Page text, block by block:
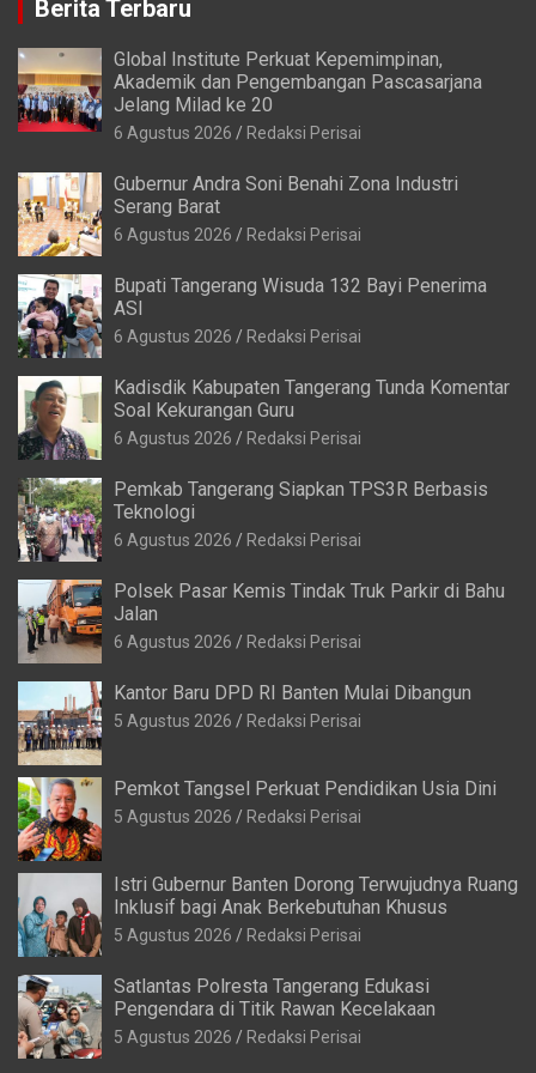
6 Agustus 2026
Kadisdik Kabupaten Tangerang Tunda Komentar
Soal Kekurangan Guru
6 Agustus 2026 Redaksi Perisai
Teknologi
6 Agustus 2026
Jalan
6 Agustus 2026
5 Agustus 2026 Redaksi Perisai
5 Agustus 2026 Redaksi Perisai
Inklusif bagi Anak Berkebutuhan Khusus
5 Agustus 2026
Pengendara di Titik Rawan Kecelakaan
5 Agustus 2026 Redaksi Perisai
Copyright © 2026Perisai Tangerang – Angkat Suara
Theme by: Theme Horse Proudly Powered by:WordPress